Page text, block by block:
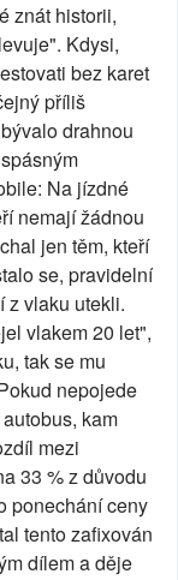
znát historii,
Kdysi,
bez karet
příliš
drahnou
Na jízdné
nemají žádnou
jen těm, kteří
se, pravidelní
z vlaku utekli.
vlakem 20 let",
tak se mu
nepojede
kam
mezi
33 % z důvodu
ponechání ceny
tento zafixován
dílem a děje